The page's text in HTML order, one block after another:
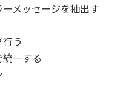
メッセージを抽出す
う
一する